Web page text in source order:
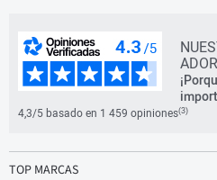
4,3/5 basado en 1 459 opiniones(3)
TOP MARCAS